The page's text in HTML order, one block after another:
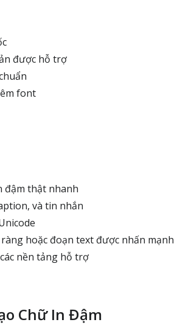
được hỗ trợ
font
đậm thật nhanh
và tin nhắn
hoặc đoạn text được nhấn mạnh
nền tảng hỗ trợ
Chữ In Đậm